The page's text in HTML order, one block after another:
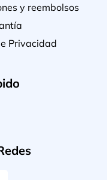
y reembolsos
Privacidad